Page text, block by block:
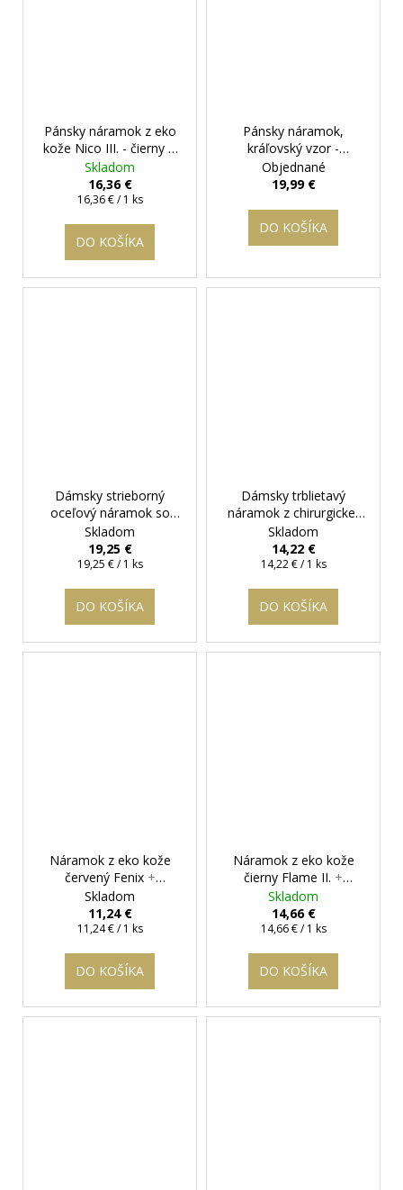
Pánsky náramok z eko
kože Nico III. - čierny +
darčeková krabička
zadarmo
Skladom
16,36 €
Jednotková
16,36 € / 1 ks
DO KOŠÍKA
Pánsky náramok,
kráľovský vzor -
Monarch+ darčeková
krabička zadarmo
Objednané
19,99 €
DO KOŠÍKA
Dámsky strieborný
oceľový náramok so
zlatým srdiečkom
darčeková krabička
zadarmo
Skladom
19,25 €
Jednotková
19,25 € / 1 ks
DO KOŠÍKA
Dámsky trblietavý
náramok z chirurgickej
ocele - Stammer
darčeková krabička
zadarmo
Skladom
14,22 €
Jednotková
14,22 € / 1 ks
DO KOŠÍKA
Náramok z eko kože
červený Fenix +
darčeková krabička
zadarmo
Skladom
11,24 €
Jednotková
11,24 € / 1 ks
DO KOŠÍKA
Náramok z eko kože
čierny Flame II. +
darčeková krabička
zadarmo
Skladom
14,66 €
Jednotková
14,66 € / 1 ks
DO KOŠÍKA